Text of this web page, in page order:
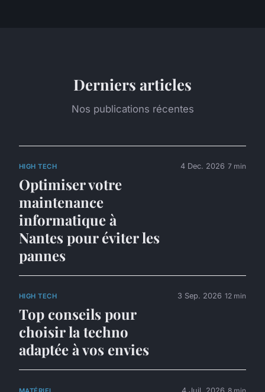
Derniers articles
Nos publications récentes
HIGH TECH
Optimiser votre
maintenance
informatique à
Nantes pour éviter les
pannes
4 Dec. 2026 7 min
HIGH TECH
Top conseils pour
choisir la techno
adaptée à vos envies
3 Sep. 2026 12 min
4 Juil. 2026 8 min